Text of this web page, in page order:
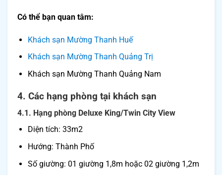
Có thể bạn quan tâm:
Khách sạn Mường Thanh Huế
Khách sạn Mường Thanh Quảng Trị
Khách sạn Mường Thanh Quảng Nam
4. Các hạng phòng tại khách sạn
4.1. Hạng phòng Deluxe King/Twin City View
Diện tích: 33m2
Hướng: Thành Phố
Số giường: 01 giường 1,8m hoặc 02 giường 1,2m